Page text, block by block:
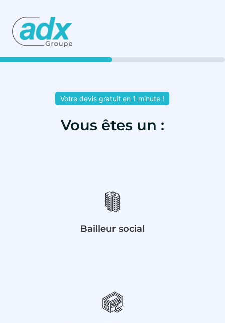
50%
Votre devis gratuit en 1 minute !
Vous êtes un :
Bailleur social